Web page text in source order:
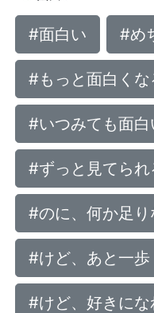
#面白い #め
#もっと面白くな
#いつみても面白
#ずっと見てられ
#のに、何か足り
#けど、あと一歩
#けど、好きにな